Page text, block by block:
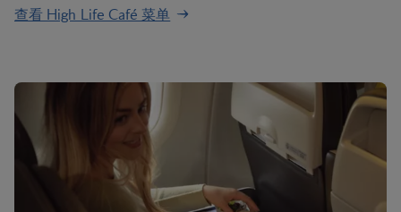
查看 High Life Café 菜单